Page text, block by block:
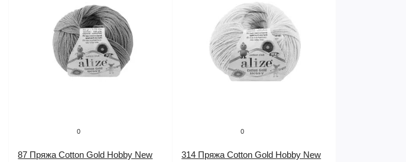
0
87 Пряжа Cotton Gold Hobby New
0
314 Пряжа Cotton Gold Hobby New